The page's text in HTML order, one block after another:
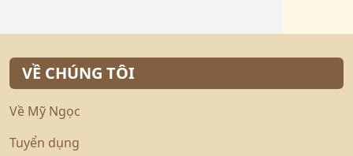
VỀ CHÚNG TÔI
Về Mỹ Ngọc
Tuyển dụng